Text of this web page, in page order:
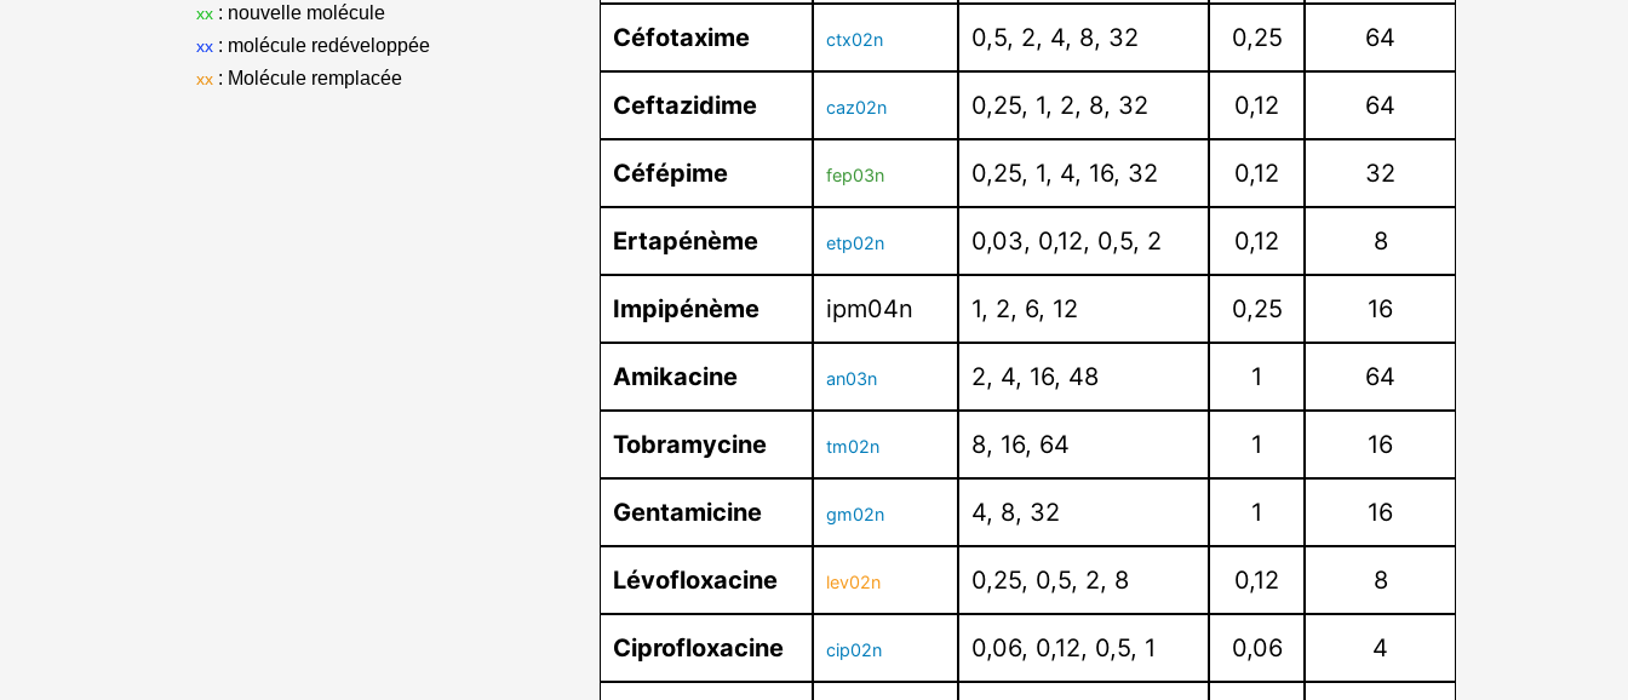
xx: nouvelle molécule
xx: molécule redéveloppée
xx: Molécule remplacée
Céfotaxime ctx02n 0,5, 2, 4, 8, 32 0,25 64
Ceftazidime caz02n 0,25, 1, 2, 8, 32 0,12 64
Céfépime fep03n 0,25, 1, 4, 16, 32 0,12 32
Ertapénème etp02n 0,03, 0,12, 0,5, 2 0,12 8
Impipénème ipm04n 1, 2, 6, 12 0,25 16
Amikacine an03n 2, 4, 16, 48 1 64
Tobramycine tm02n 8, 16, 64 1 16
Gentamicine gm02n 4, 8, 32 1 16
Lévofloxacine lev02n 0,25, 0,5, 2, 8 0,12 8
Ciprofloxacine cip02n 0,06, 0,12, 0,5, 1 0,06 4